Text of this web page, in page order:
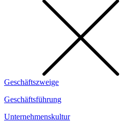
Geschäftszweige
Geschäftsführung
Unternehmenskultur